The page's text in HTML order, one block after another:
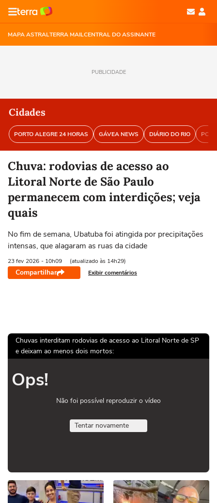
MAPA ASTRALTERRA MAILCENTRAL DO ASSINANTE
PUBLICIDADE
Cidades
PORTO ALEGRE 24 HORAS GÁVEA NEWS DIÁRIO DO RIO
Chuva: rodovias de acesso ao
Litoral Norte de São Paulo
permanecem com interdições; veja
quais
No fim de semana, Ubatuba foi atingida por precipitações
intensas, que alagaram as ruas da cidade
23 fev 2026 - 10h09 (atualizado às 14h29)
Compartilhar Exibir comentários
Chuvas interditam rodovias de acesso ao Litoral Norte de SP
e deixam ao menos dois mortos:
Ops!
Não foi possível reproduzir o vídeo
Tentar novamente